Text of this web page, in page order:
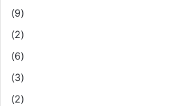
(9)
(2)
(6)
(3)
(2)